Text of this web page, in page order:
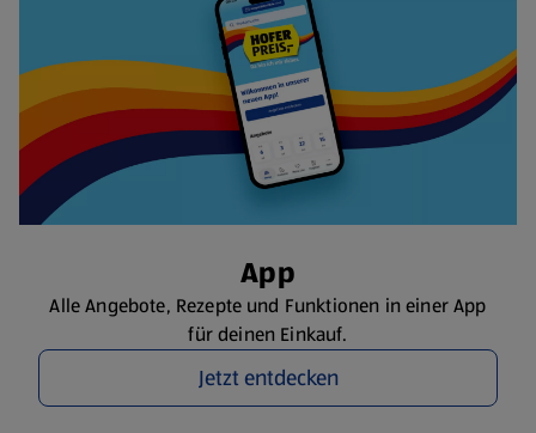
App
Alle Angebote, Rezepte und Funktionen in einer App
für deinen Einkauf.
Jetzt entdecken